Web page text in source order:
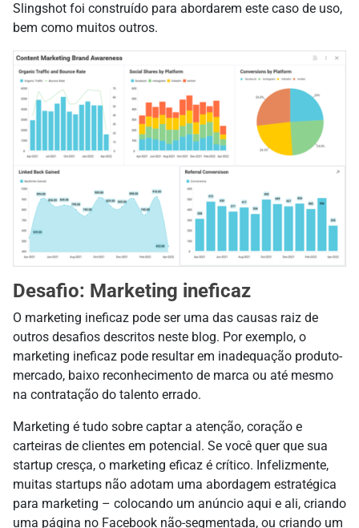
Slingshot foi construído para abordarem este caso de uso,
bem como muitos outros.
Desafio: Marketing ineficaz
O marketing ineficaz pode ser uma das causas raiz de
outros desafios descritos neste blog. Por exemplo, o
marketing ineficaz pode resultar em inadequação produto-
mercado, baixo reconhecimento de marca ou até mesmo
na contratação do talento errado.
Marketing é tudo sobre captar a atenção, coração e
carteiras de clientes em potencial. Se você quer que sua
startup cresça, o marketing eficaz é crítico. Infelizmente,
muitas startups não adotam uma abordagem estratégica
para marketing – colocando um anúncio aqui e ali, criando
uma página no Facebook não-segmentada, ou criando um